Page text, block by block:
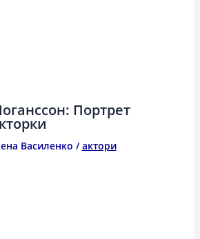
Портрет
Василенко /актори